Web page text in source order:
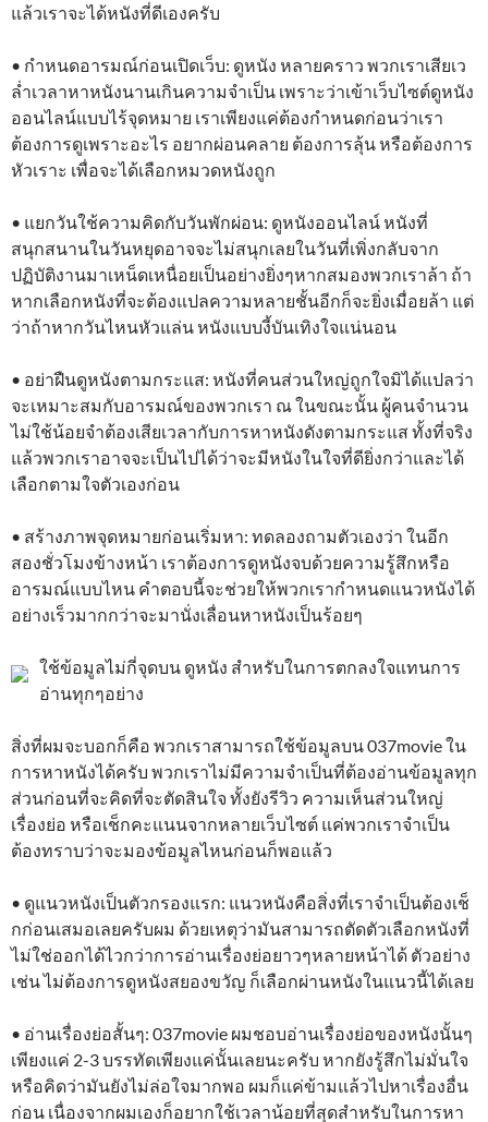
แล้วเราจะได้หนังที่ดีเองครับ
• กำหนดอารมณ์ก่อนเปิดเว็บ: ดูหนัง หลายคราว พวกเราเสียเว
ล่ำเวลาหาหนังนานเกินความจำเป็น เพราะว่าเข้าเว็บไซต์ดูหนัง
ออนไลน์แบบไร้จุดหมาย เราเพียงแค่ต้องกำหนดก่อนว่าเรา
ต้องการดูเพราะอะไร อยากผ่อนคลาย ต้องการลุ้น หรือต้องการ
หัวเราะ เพื่อจะได้เลือกหมวดหนังถูก
• แยกวันใช้ความคิดกับวันพักผ่อน: ดูหนังออนไลน์ หนังที่
สนุกสนานในวันหยุดอาจจะไม่สนุกเลยในวันที่เพิ่งกลับจาก
ปฏิบัติงานมาเหน็ดเหนื่อยเป็นอย่างยิ่งๆหากสมองพวกเราล้า ถ้า
หากเลือกหนังที่จะต้องแปลความหลายชั้นอีกก็จะยิ่งเมื่อยล้า แต่
ว่าถ้าหากวันไหนหัวแล่น หนังแบบงี้บันเทิงใจแน่นอน
• อย่าฝืนดูหนังตามกระแส: หนังที่คนส่วนใหญ่ถูกใจมิได้แปลว่า
จะเหมาะสมกับอารมณ์ของพวกเรา ณ ในขณะนั้น ผู้คนจำนวน
ไม่ใช้น้อยจำต้องเสียเวลากับการหาหนังดังตามกระแส ทั้งที่จริง
แล้วพวกเราอาจจะเป็นไปได้ว่าจะมีหนังในใจที่ดียิ่งกว่าและได้
เลือกตามใจตัวเองก่อน
• สร้างภาพจุดหมายก่อนเริ่มหา: ทดลองถามตัวเองว่า ในอีก
สองชั่วโมงข้างหน้า เราต้องการดูหนังจบด้วยความรู้สึกหรือ
อารมณ์แบบไหน คำตอบนี้จะช่วยให้พวกเรากำหนดแนวหนังได้
อย่างเร็วมากกว่าจะมานั่งเลื่อนหาหนังเป็นร้อยๆ
ใช้ข้อมูลไม่กี่จุดบน ดูหนัง สำหรับในการตกลงใจแทนการ
อ่านทุกๆอย่าง
สิ่งที่ผมจะบอกก็คือ พวกเราสามารถใช้ข้อมูลบน 037movie ใน
การหาหนังได้ครับ พวกเราไม่มีความจำเป็นที่ต้องอ่านข้อมูลทุก
ส่วนก่อนที่จะคิดที่จะตัดสินใจ ทั้งยังรีวิว ความเห็นส่วนใหญ่
เรื่องย่อ หรือเช็กคะแนนจากหลายเว็บไซต์ แค่พวกเราจำเป็น
ต้องทราบว่าจะมองข้อมูลไหนก่อนก็พอแล้ว
• ดูแนวหนังเป็นตัวกรองแรก: แนวหนังคือสิ่งที่เราจำเป็นต้องเช็
กก่อนเสมอเลยครับผม ด้วยเหตุว่ามันสามารถตัดตัวเลือกหนังที่
ไม่ใช่ออกได้ไวกว่าการอ่านเรื่องย่อยาวๆหลายหน้าได้ ตัวอย่าง
เช่น ไม่ต้องการดูหนังสยองขวัญ ก็เลือกผ่านหนังในแนวนี้ได้เลย
• อ่านเรื่องย่อสั้นๆ: 037movie ผมชอบอ่านเรื่องย่อของหนังนั้นๆ
เพียงแค่ 2-3 บรรทัดเพียงแค่นั้นเลยนะครับ หากยังรู้สึกไม่มั่นใจ
หรือคิดว่ามันยังไม่ล่อใจมากพอ ผมก็แค่ข้ามแล้วไปหาเรื่องอื่น
ก่อน เนื่องจากผมเองก็อยากใช้เวลาน้อยที่สุดสำหรับในการหา